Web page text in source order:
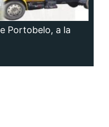
Portobelo, a la